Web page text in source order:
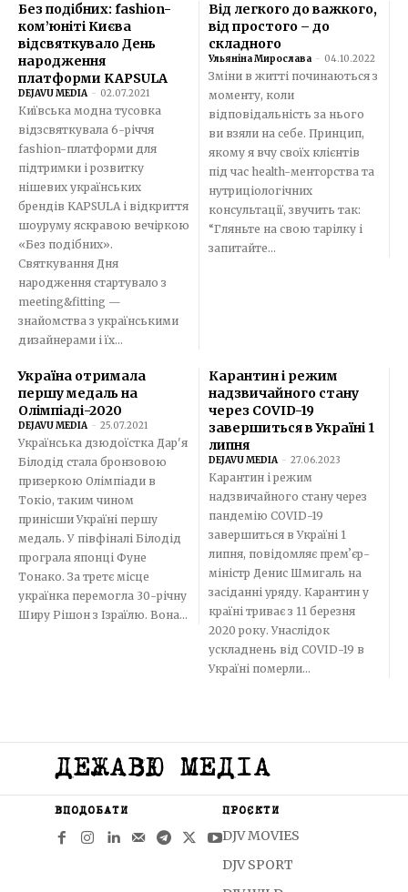
Без подібних: fashion-
ком’юніті Києва
відсвяткувало День
народження
платформи KAPSULA
DEJAVU MEDIA - 02.07.2021
Київська модна тусовка
відзсвяткувала 6-річчя
fashion-платформи для
підтримки і розвитку
нішевих українських
брендів KAPSULA і відкриття
шоуруму яскравою вечіркою
«Без подібних».
Святкування Дня
народження стартувало з
meeting&fitting —
знайомства з українськими
дизайнерами і їх...
Від легкого до важкого,
від простого – до
складного
Ульяніна Мирослава - 04.10.2022
Зміни в житті починаються з
моменту, коли
відповідальність за нього
ви взяли на себе. Принцип,
якому я вчу своїх клієнтів
під час health-менторства та
нутриціологічних
консультації, звучить так:
“Гляньте на свою тарілку і
запитайте...
Україна отримала
першу медаль на
Олімпіаді-2020
DEJAVU MEDIA - 25.07.2021
Українська дзюдоїстка Дар'я
Білодід стала бронзовою
призеркою Олімпіади в
Токіо, таким чином
принісши Україні першу
медаль. У півфіналі Білодід
програла японці Фуне
Тонако. За третє місце
українка перемогла 30-річну
Ширу Рішон з Ізраїлю. Вона...
Карантин і режим
надзвичайного стану
через COVID-19
завершиться в Україні 1
липня
DEJAVU MEDIA - 27.06.2023
Карантин і режим
надзвичайного стану через
пандемію COVID-19
завершиться в Україні 1
липня, повідомляє премʼєр-
міністр Денис Шмигаль на
засіданні уряду. Карантин у
країні триває з 11 березня
2020 року. Унаслідок
ускладнень від COVID-19 в
Україні померли...
ДЕЖАВЮ МЕДІА
ВПОДОБАТИ ПРОЄКТИ
DJV MOVIES
DJV SPORT